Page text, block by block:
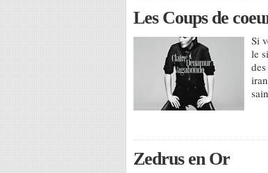
Les Coups de
Si
le
Zedrus en Or